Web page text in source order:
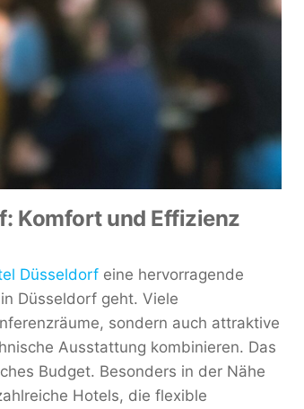
Komfort und Effizienz
Düsseldorf eine hervorragende
Düsseldorf geht. Viele
sondern auch attraktive
Ausstattung kombinieren. Das
Budget. Besonders in der Nähe
Hotels, die flexible